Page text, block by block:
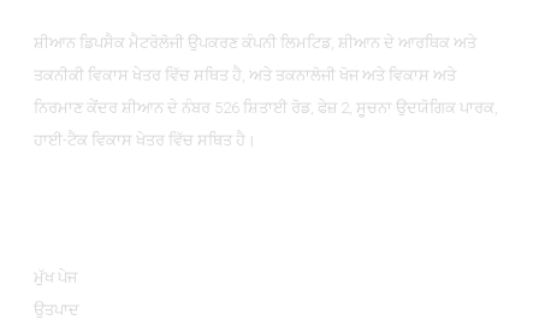
ਸ਼ੀਆਨ ਡਿਪਸੈਕ ਮੈਟਰੋਲੋਜੀ ਉਪਕਰਣ ਕੰਪਨੀ ਲਿਮਟਿਡ, ਸ਼ੀਆਨ ਦੇ ਆਰਥਿਕ ਅਤੇ
ਤਕਨੀਕੀ ਵਿਕਾਸ ਖੇਤਰ ਵਿੱਚ ਸਥਿਤ ਹੈ, ਅਤੇ ਤਕਨਾਲੋਜੀ ਖੋਜ ਅਤੇ ਵਿਕਾਸ ਅਤੇ
ਨਿਰਮਾਣ ਕੇਂਦਰ ਸ਼ੀਆਨ ਦੇ ਨੰਬਰ 526 ਸ਼ਿਤਾਈ ਰੋਡ, ਫੇਜ਼ 2, ਸੂਚਨਾ ਉਦਯੋਗਿਕ ਪਾਰਕ, ​​
ਹਾਈ-ਟੈਕ ਵਿਕਾਸ ਖੇਤਰ ਵਿੱਚ ਸਥਿਤ ਹੈ।
ਮੁੱਖ ਪੇਜ
ਉਤਪਾਦ